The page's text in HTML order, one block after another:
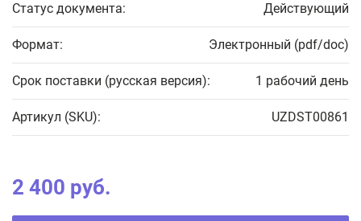
Статус документа: Действующий
Формат: Электронный (pdf/doc)
Срок поставки (русская версия): 1 рабочий день
Артикул (SKU): UZDST00861
2 400 руб.